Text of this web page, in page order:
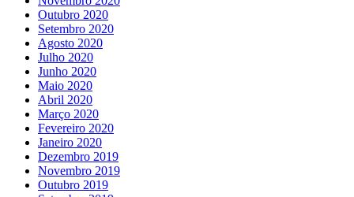
Outubro 2020
Setembro 2020
Agosto 2020
Julho 2020
Junho 2020
Maio 2020
Abril 2020
Março 2020
Fevereiro 2020
Janeiro 2020
Dezembro 2019
Novembro 2019
Outubro 2019